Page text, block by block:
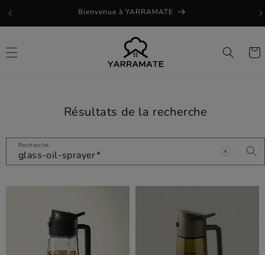
au
Bienvenue à YARRAMATE
Résultats de la recherche
Recherche